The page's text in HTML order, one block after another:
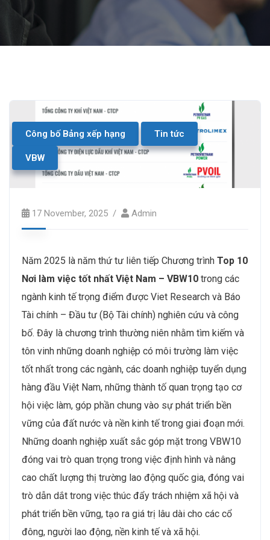
Công bố Bảng xếp hạng Tin tức
VBW
17 November, 2025 Admin
Năm 2025 là năm thứ tư liên tiếp Chương trình Top 10
Nơi làm việc tốt nhất Việt Nam – VBW10 trong các
ngành kinh tế trọng điểm được Viet Research và Báo
Tài chính – Đầu tư (Bộ Tài chính) nghiên cứu và công
bố. Đây là chương trình thường niên nhằm tìm kiếm và
tôn vinh những doanh nghiệp có môi trường làm việc
tốt nhất trong các ngành, các doanh nghiệp tuyển dụng
hàng đầu Việt Nam, những thành tố quan trọng tạo cơ
hội việc làm, góp phần chung vào sự phát triển bền
vững của đất nước và nền kinh tế trong giai đoạn mới.
Những doanh nghiệp xuất sắc góp mặt trong VBW10
đóng vai trò quan trọng trong việc định hình và nâng
cao chất lượng thị trường lao động quốc gia, đóng vai
trò dẫn dắt trong việc thúc đẩy trách nhiệm xã hội và
phát triển bền vững, tạo ra giá trị lâu dài cho các cổ
đông, người lao động, nền kinh tế và xã hội.